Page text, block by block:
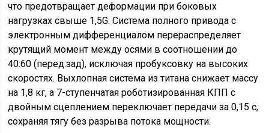
что предотвращает деформации при боковых
нагрузках свыше 1,5G. Система полного привода с
электронным дифференциалом перераспределяет
крутящий момент между осями в соотношении до
40:60 (перед:зад), исключая пробуксовку на высоких
скоростях. Выхлопная система из титана снижает массу
на 1,8 кг, а 7-ступенчатая роботизированная КПП с
двойным сцеплением переключает передачи за 0,15 с,
сохраняя тягу без разрыва потока мощности.